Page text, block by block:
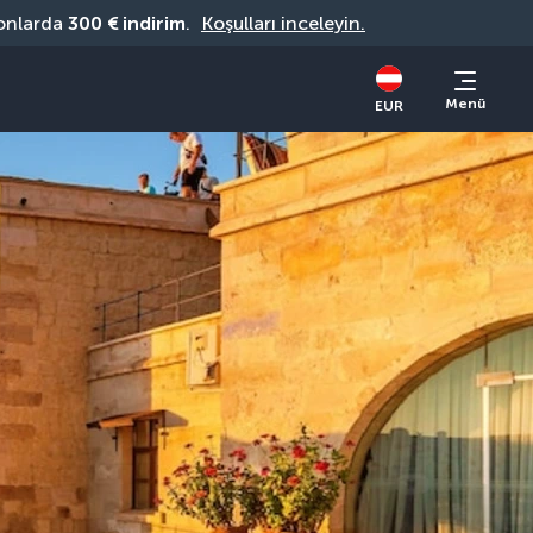
300 € indirim. Koşulları inceleyin.
EUR Menü